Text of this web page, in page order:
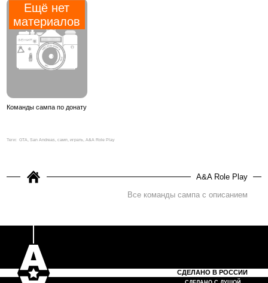
Ещё нет
материалов
Команды сампа по донату
Теги: GTA, San Andreas, самп, играть, A&A Role Play
A&A Role Play
Все команды сампа с описанием
СДЕЛАНО В РОССИИ